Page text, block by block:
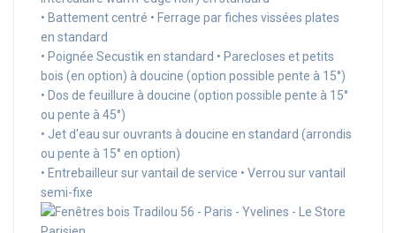
• Battement centré • Ferrage par fiches vissées plates
en standard
• Poignée Secustik en standard • Parecloses et petits
bois (en option) à doucine (option possible pente à 15°)
• Dos de feuillure à doucine (option possible pente à 15°
ou pente à 45°)
• Jet d'eau sur ouvrants à doucine en standard (arrondis
ou pente à 15° en option)
• Entrebailleur sur vantail de service • Verrou sur vantail
semi-fixe